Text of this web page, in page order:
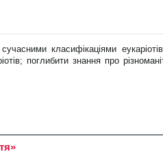
класифікаціями
поглибити знання про